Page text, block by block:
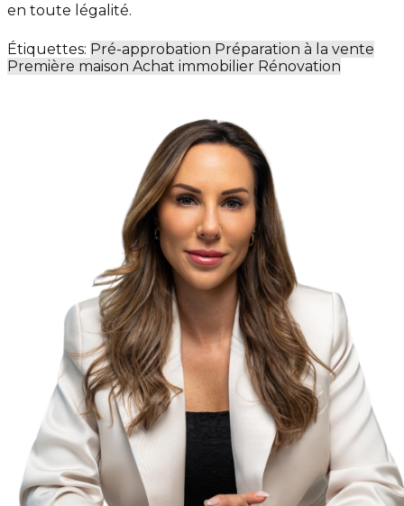
en toute légalité.
Étiquettes: Pré-approbation Préparation à la vente
Première maison Achat immobilier Rénovation